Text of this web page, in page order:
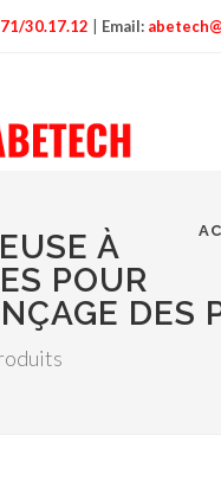
30.17.12 Email:
À
POUR
DES